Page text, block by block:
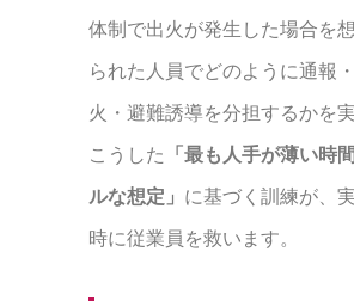
体制で出火が発生した場合を
られた人員でどのように通報
火・避難誘導を分担するかを実
こうした 「最も人手が薄い時
ルな想定」 に基づく訓練が、
時に従業員を救います。